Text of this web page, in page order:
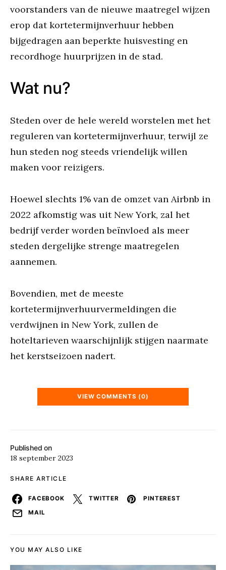
Published on
18 september 2023
SHARE ARTICLE
FACEBOOK TWITTER
PINTEREST
MAIL
voorstanders van de nieuwe maatregel wijzen
erop dat kortetermijnverhuur hebben
bijgedragen aan beperkte huisvesting en
recordhoge huurprijzen in de stad.
Wat nu?
Steden over de hele wereld worstelen met het
reguleren van kortetermijnverhuur, terwijl ze
hun steden nog steeds vriendelijk willen
maken voor reizigers.
Hoewel slechts 1% van de omzet van Airbnb in
2022 afkomstig was uit New York, zal het
bedrijf verder worden beïnvloed als meer
steden dergelijke strenge maatregelen
aannemen.
Bovendien, met de meeste
kortetermijnverhuurvermeldingen die
verdwijnen in New York, zullen de
hoteltarieven waarschijnlijk stijgen naarmate
het kerstseizoen nadert.
VIEW COMMENTS (0)
YOU MAY ALSO LIKE